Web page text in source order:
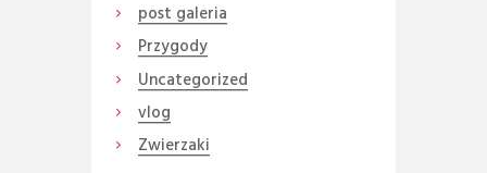
post galeria
Przygody
Uncategorized
vlog
Zwierzaki